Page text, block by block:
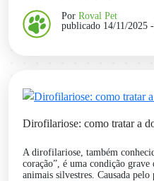
Por Roval Pet
publicado 14/11/2025
Dirofilariose: como tratar a
A dirofilariose, também
coração”, é uma condição grave
animais silvestres. Causada